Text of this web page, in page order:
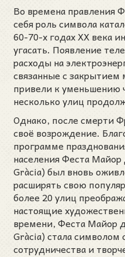
Во времена правления
себя роль символа
60-70-х годах XX века
угасать. Появление
расходы на
связанные с
привели к уменьшению
несколько улиц
Однако, после смерти
своё возрождение.
программе
населения Феста Майор
Gràcia) был вновь
расширять свою
более 20 улиц
настоящие
времени, Феста Майор
Gràcia) стала символом
сотрудничества и